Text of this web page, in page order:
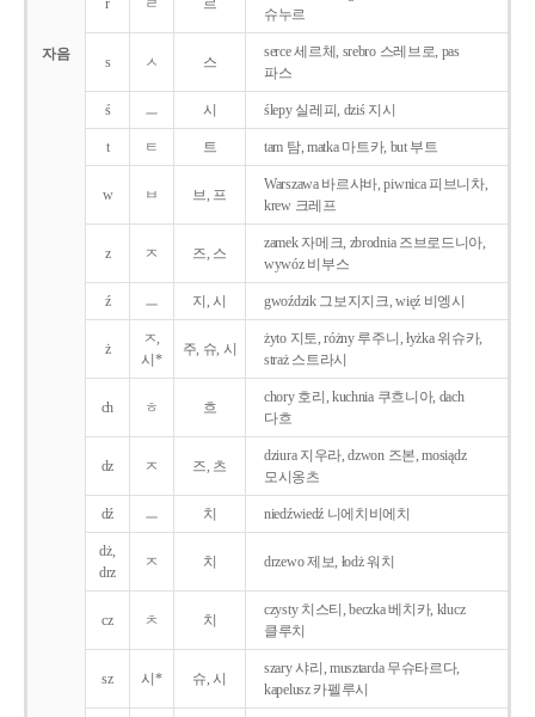
자음
r ㄹ 르
슈누르
s ㅅ 스
serce 세르체, srebro 스레브로, pas
파스
ś ㅡ 시 ślepy 실레피, dziś 지시
t ㅌ 트 tam 탐, matka 마트카, but 부트
w ㅂ 브, 프
Warszawa 바르샤바, piwnica 피브니차,
krew 크레프
z ㅈ 즈, 스
zamek 자메크, zbrodnia 즈브로드니아,
wywóz 비부스
ź ㅡ 지, 시 gwoździk 그보지지크, więź 비엥시
ż
ㅈ,
시*
주, 슈, 시
żyto 지토, różny 루주니, łyżka 위슈카,
straż 스트라시
ch ㅎ 흐
chory 호리, kuchnia 쿠흐니아, dach
다흐
dz ㅈ 즈, 츠
dziura 지우라, dzwon 즈본, mosiądz
모시옹츠
dź ㅡ 치 niedźwiedź 니에치비에치
dż,
drz
ㅈ 치 drzewo 제보, łodż 워치
cz ㅊ 치
czysty 치스티, beczka 베치카, klucz
클루치
sz 시* 슈, 시
szary 샤리, musztarda 무슈타르다,
kapelusz 카펠루시